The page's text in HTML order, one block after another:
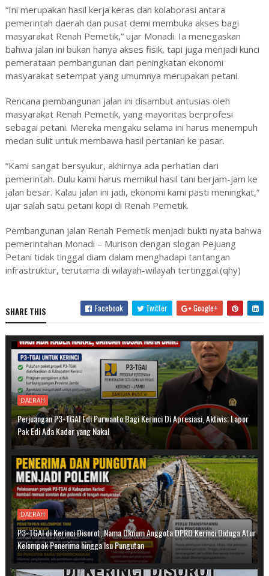
“Ini merupakan hasil kerja keras dan kolaborasi antara
pemerintah daerah dan pusat demi membuka akses bagi
masyarakat Renah Pemetik,” ujar Monadi. Ia menegaskan
bahwa jalan ini bukan hanya akses fisik, tapi juga menjadi kunci
pemerataan pembangunan dan peningkatan ekonomi
masyarakat setempat yang umumnya merupakan petani.
Rencana pembangunan jalan ini disambut antusias oleh
masyarakat Renah Pemetik, yang mayoritas berprofesi
sebagai petani. Mereka mengaku selama ini harus menempuh
medan sulit untuk membawa hasil pertanian ke pasar.
“Kami sangat bersyukur, akhirnya ada perhatian dari
pemerintah. Dulu kami harus memikul hasil tani berjam-jam ke
jalan besar. Kalau jalan ini jadi, ekonomi kami pasti meningkat,”
ujar salah satu petani kopi di Renah Pemetik.
Pembangunan jalan Renah Pemetik menjadi bukti nyata bahwa
pemerintahan Monadi – Murison dengan slogan Pejuang
Petani tidak tinggal diam dalam menghadapi tantangan
infrastruktur, terutama di wilayah-wilayah tertinggal.(qhy)
SHARE THIS Facebook Twitter Google+
DAERAH
Perjuangan P3-TGAI Edi Purwanto Bagi Kerinci Di Apresiasi, Aktivis; Lapor
Pak Edi Ada Kader yang Nakal
DAERAH
P3-TGAI di Kerinci Disorot, Nama Oknum Anggota DPRD Kerinci Diduga Atur
Kelompok Penerima hingga Isu Pungutan